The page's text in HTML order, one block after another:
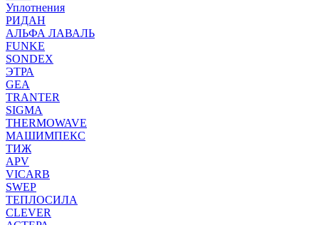
Уплотнения
РИДАН
АЛЬФА ЛАВАЛЬ
FUNKE
SONDEX
ЭТРА
GEA
TRANTER
SIGMA
THERMOWAVE
МАШИМПЕКС
ТИЖ
APV
VICARB
SWEP
ТЕПЛОСИЛА
CLEVER